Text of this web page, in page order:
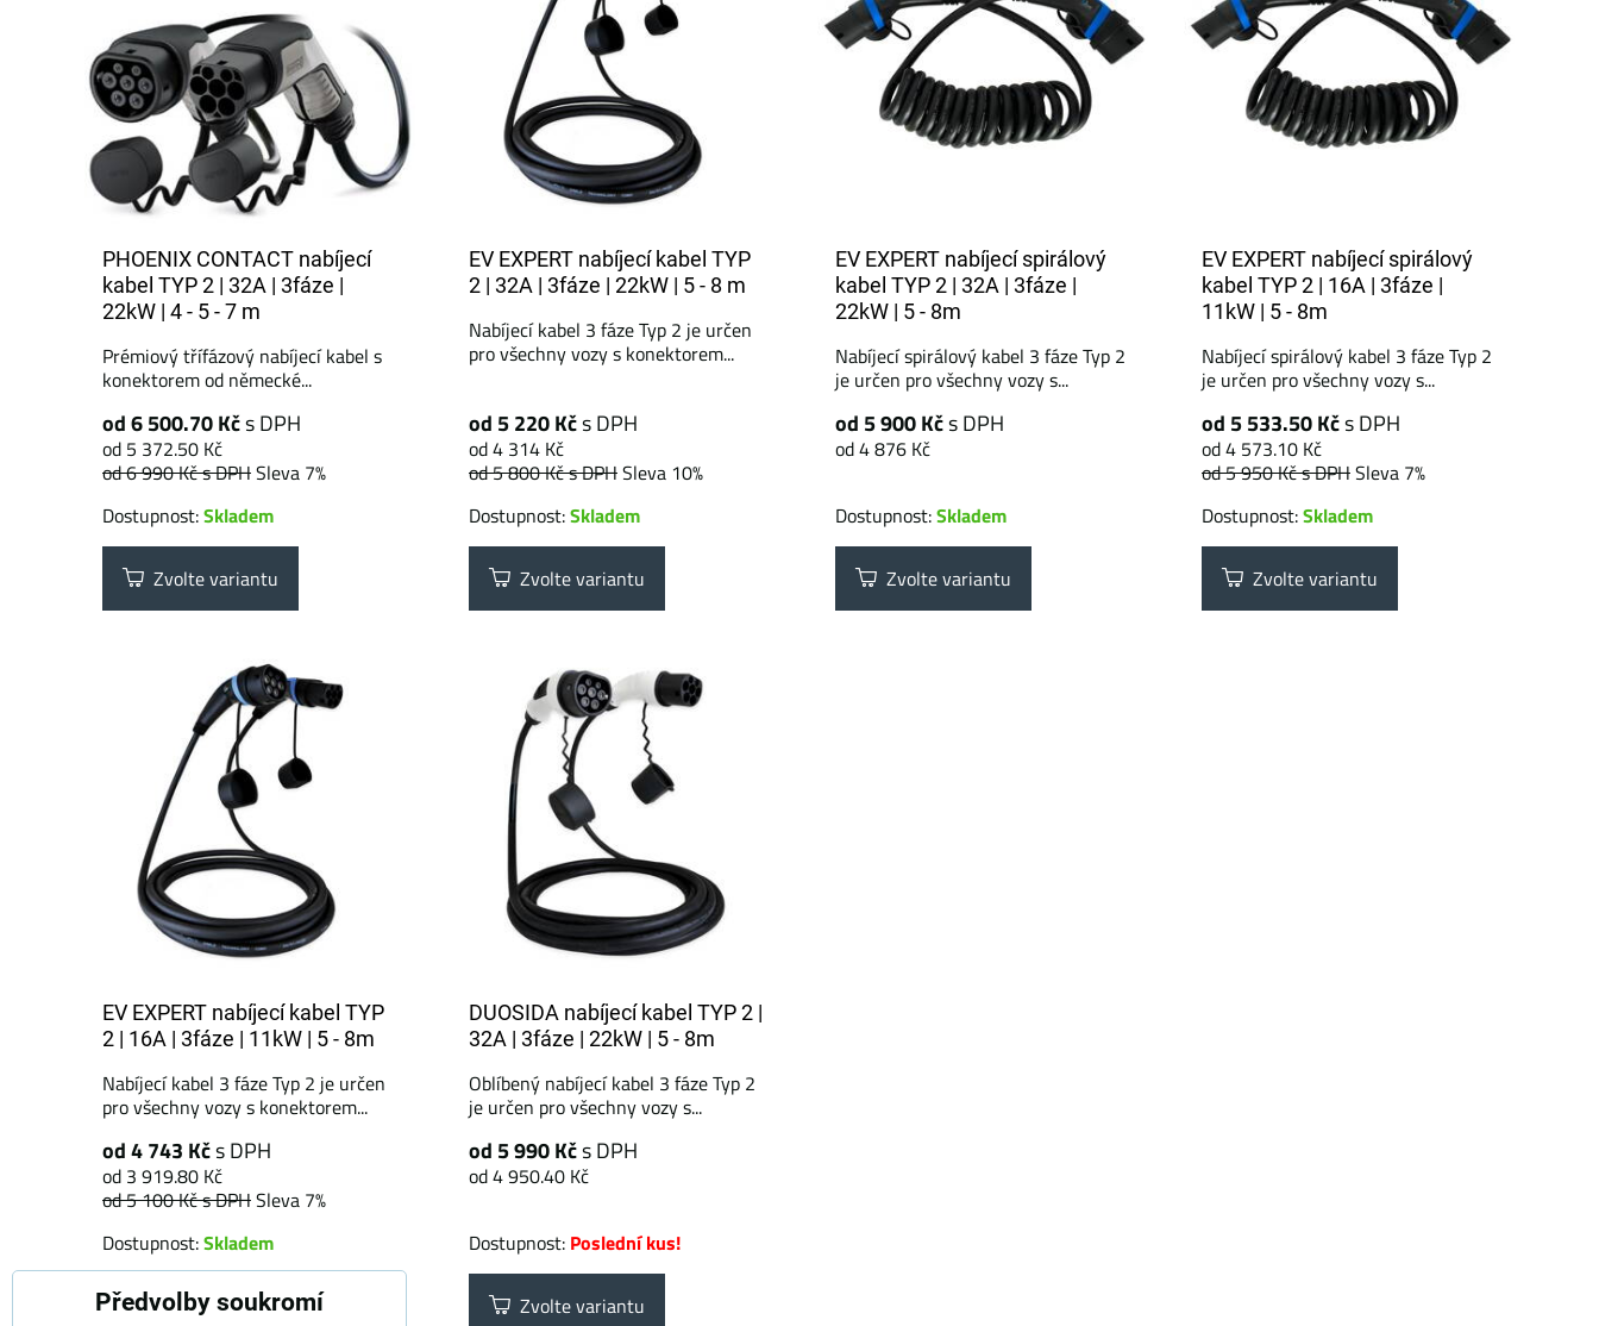
PHOENIX CONTACT nabíjecí
kabel TYP 2 | 32A | 3fáze |
22kW | 4 - 5 - 7 m
Prémiový třífázový nabíjecí kabel s
konektorem od německé...
od 6 500.70 Kčs DPH
od 5 372.50 Kč
od 6 990 Kčs DPHSleva 7%
Dostupnost:Skladem
Zvolte variantu
EV EXPERT nabíjecí kabel TYP
2 | 32A | 3fáze | 22kW | 5 - 8 m
Nabíjecí kabel 3 fáze Typ 2 je určen
pro všechny vozy s konektorem...
od 5 220 Kčs DPH
od 4 314 Kč
od 5 800 Kčs DPHSleva 10%
Dostupnost:Skladem
Zvolte variantu
EV EXPERT nabíjecí spirálový
kabel TYP 2 | 32A | 3fáze |
22kW | 5 - 8m
Nabíjecí spirálový kabel 3 fáze Typ 2
je určen pro všechny vozy s...
od 5 900 Kčs DPH
od 4 876 Kč
Dostupnost:Skladem
Zvolte variantu
EV EXPERT nabíjecí spirálový
kabel TYP 2 | 16A | 3fáze |
11kW | 5 - 8m
Nabíjecí spirálový kabel 3 fáze Typ 2
je určen pro všechny vozy s...
od 5 533.50 Kčs DPH
od 4 573.10 Kč
od 5 950 Kčs DPHSleva 7%
Dostupnost:Skladem
Zvolte variantu
EV EXPERT nabíjecí kabel TYP
2 | 16A | 3fáze | 11kW | 5 - 8m
Nabíjecí kabel 3 fáze Typ 2 je určen
pro všechny vozy s konektorem...
od 4 743 Kčs DPH
od 3 919.80 Kč
od 5 100 Kčs DPHSleva 7%
Dostupnost:Skladem
Zvolte variantu
DUOSIDA nabíjecí kabel TYP 2 |
32A | 3fáze | 22kW | 5 - 8m
Oblíbený nabíjecí kabel 3 fáze Typ 2
je určen pro všechny vozy s...
od 5 990 Kčs DPH
od 4 950.40 Kč
Dostupnost: Poslední kus!
Zvolte variantu
Předvolby soukromí